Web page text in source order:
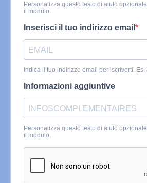
Personalizza questo testo di aiuto
il modulo.
Inserisci il tuo indirizzo email
Indica il tuo indirizzo email per iscriverti. Es.
Informazioni aggiuntive
Personalizza questo testo di aiuto
il modulo.